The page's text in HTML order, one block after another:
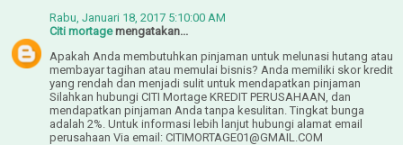
Rabu, Januari 18, 2017 5:10:00 AM
Citi mortagemengatakan...
Apakah Anda membutuhkan pinjaman untuk melunasi hutang atau
membayar tagihan atau memulai bisnis? Anda memiliki skor kredit
yang rendah dan menjadi sulit untuk mendapatkan pinjaman
Silahkan hubungi CITI Mortage KREDIT PERUSAHAAN, dan
mendapatkan pinjaman Anda tanpa kesulitan. Tingkat bunga
adalah 2%. Untuk informasi lebih lanjut hubungi alamat email
perusahaan Via email: CITIMORTAGE01@GMAIL.COM